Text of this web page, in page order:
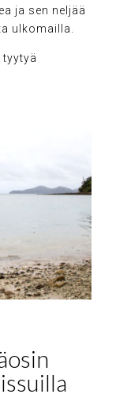
ja sen neljää
ulkomailla.